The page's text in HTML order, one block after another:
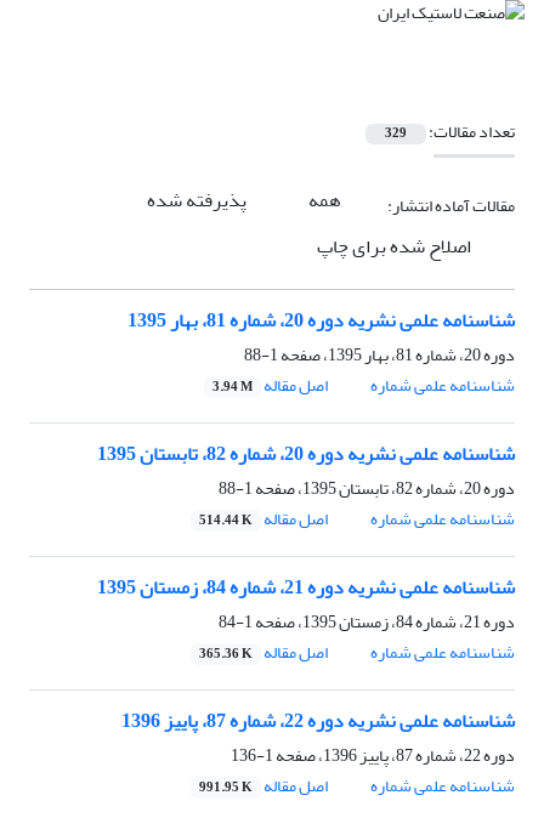
تعداد مقالات: 329
مقالات آماده انتشار: همه
پذیرفته شده
اصلاح شده برای چاپ
شناسنامه علمی نشریه دوره 20، شماره 81، بهار 1395
دوره 20، شماره 81، بهار 1395، صفحه
1-88
شناسنامه علمی شماره
اصل مقاله 3.94 M
شناسنامه علمی نشریه دوره 20، شماره 82، تابستان 1395
دوره 20، شماره 82، تابستان 1395، صفحه
1-88
شناسنامه علمی شماره
اصل مقاله 514.44 K
شناسنامه علمی نشریه دوره 21، شماره 84، زمستان 1395
دوره 21، شماره 84، زمستان 1395، صفحه
1-84
شناسنامه علمی شماره
اصل مقاله 365.36 K
شناسنامه علمی نشریه دوره 22، شماره 87، پاییز 1396
دوره 22، شماره 87، پاییز 1396، صفحه
1-136
شناسنامه علمی شماره
اصل مقاله 991.95 K